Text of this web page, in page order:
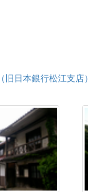
旧日本銀行松江支店